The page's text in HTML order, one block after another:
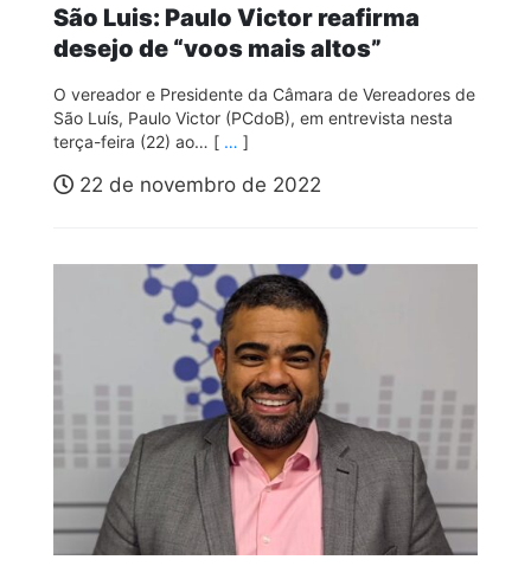
São Luis: Paulo Victor reafirma
desejo de “voos mais altos”
O vereador e Presidente da Câmara de Vereadores de
São Luís, Paulo Victor (PCdoB), em entrevista nesta
terça-feira (22) ao… [ … ]
22 de novembro de 2022